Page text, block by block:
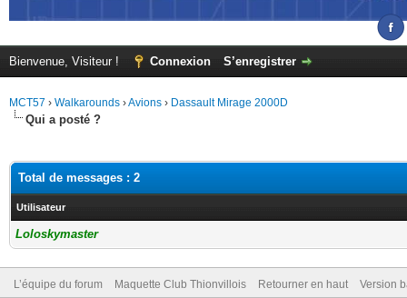
Bienvenue, Visiteur ! Connexion S’enregistrer
MCT57 › Walkarounds ›Avions › Dassault Mirage 2000D
Qui a posté ?
Total de messages : 2
Utilisateur
Loloskymaster
L’équipe du forum Maquette Club Thionvillois Retourner en haut Version